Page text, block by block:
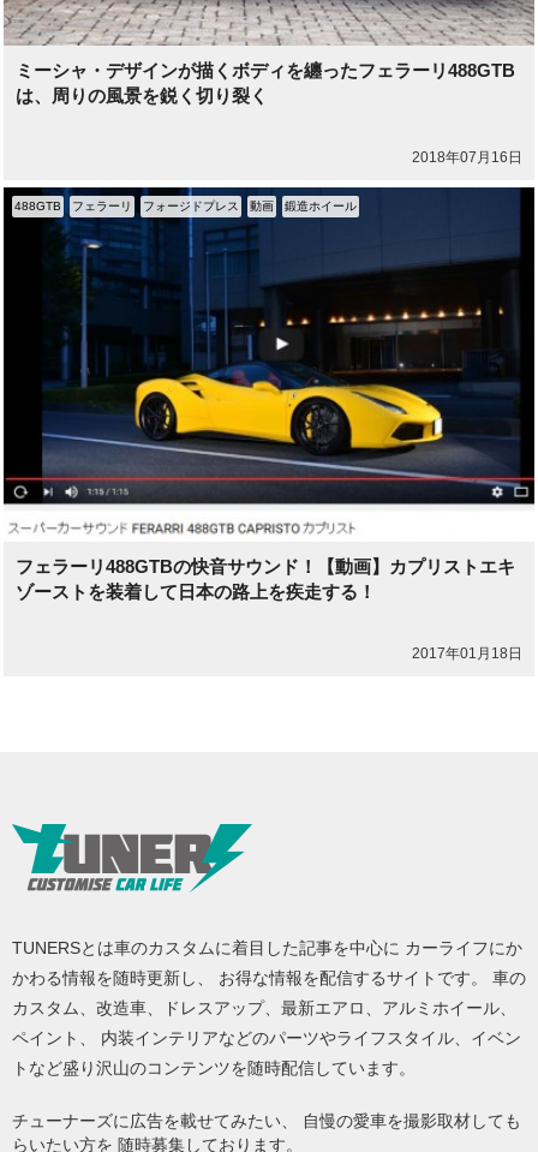
ミーシャ・デザインが描くボディを纏ったフェラーリ488GTB
は、周りの風景を鋭く切り裂く
2018年07月16日
フェラーリ488GTBの快音サウンド！【動画】カプリストエキ
ゾーストを装着して日本の路上を疾走する！
2017年01月18日
488GTB フェラーリ フォージドプレス 動画 鍛造ホイール
TUNERSとは車のカスタムに着目した記事を中心に カーライフにか
かわる情報を随時更新し、 お得な情報を配信するサイトです。 車の
カスタム、改造車、ドレスアップ、最新エアロ、アルミホイール、
ペイント、 内装インテリアなどのパーツやライフスタイル、イベン
トなど盛り沢山のコンテンツを随時配信しています。
チューナーズに広告を載せてみたい、 自慢の愛車を撮影取材しても
らいたい方を 随時募集しております。